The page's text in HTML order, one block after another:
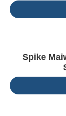
Spike